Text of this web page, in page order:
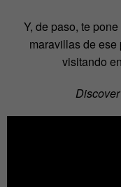
Y, de paso, te
maravillas de
visitando